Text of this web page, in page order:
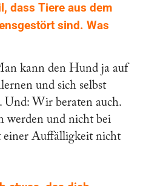
dass Tiere aus dem
sind. Was
kann den Hund ja auf
und sich selbst
Und: Wir beraten auch.
werden und nicht bei
einer Auffälligkeit nicht